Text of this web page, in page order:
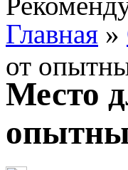
Главная »
от
Место